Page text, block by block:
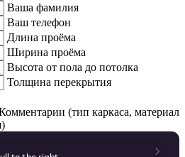
Ваша фамилия
Ваш телефон
Длина проёма
Ширина проёма
Высота от пола до потолка
Толщина перекрытия
(тип каркаса, материал